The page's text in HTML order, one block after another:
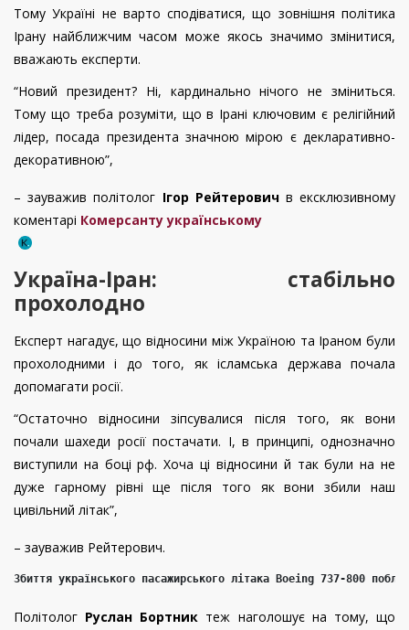
Тому Україні не варто сподіватися, що зовнішня політика
Ірану найближчим часом може якось значимо змінитися,
вважають експерти.
“Новий президент? Ні, кардинально нічого не зміниться.
Тому що треба розуміти, що в Ірані ключовим є релігійний
лідер, посада президента значною мірою є декларативно-
декоративною”,
– зауважив політолог Ігор Рейтеровичв ексклюзивному
коментарі Комерсанту українському
Україна-Іран: стабільно
прохолодно
Експерт нагадує, що відносини між Україною та Іраном були
прохолодними і до того, як ісламська держава почала
допомагати росії.
“Остаточно відносини зіпсувалися після того, як вони
почали шахеди росії постачати. І, в принципі, однозначно
виступили на боці рф. Хоча ці відносини й так були на не
дуже гарному рівні ще після того як вони збили наш
цивільний літак”,
– зауважив Рейтерович.
Збиття українського пасажирського літака Boeing 737-800
Політолог Руслан Бортник теж наголошує на тому, що